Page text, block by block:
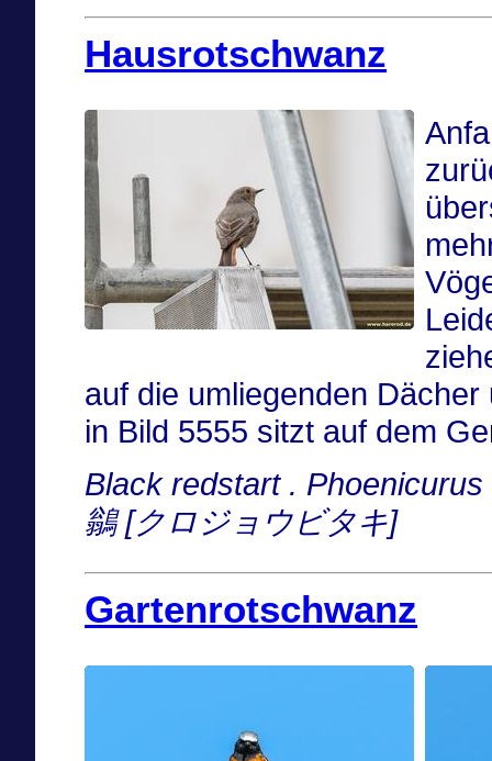
Hausrotschwanz
auf die umliegenden
in Bild 5555 sitzt auf dem
Black redstart .
鶲 [クロジョウビタキ]
Gartenrotschwanz